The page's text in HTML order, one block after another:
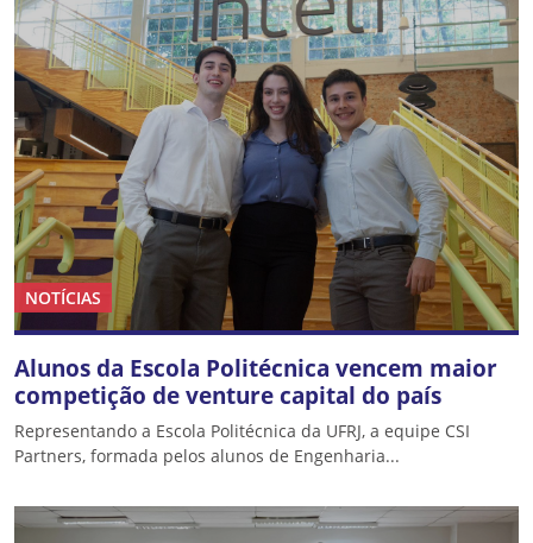
NOTÍCIAS
Alunos da Escola Politécnica vencem maior
competição de venture capital do país
Representando a Escola Politécnica da UFRJ, a equipe CSI
Partners, formada pelos alunos de Engenharia...